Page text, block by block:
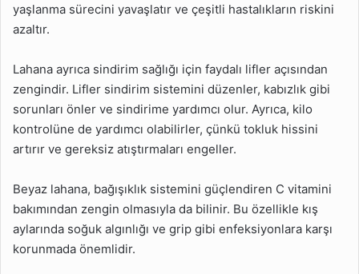
yaşlanma sürecini yavaşlatır ve çeşitli hastalıkların riskini
azaltır.
Lahana ayrıca sindirim sağlığı için faydalı lifler açısından
zengindir. Lifler sindirim sistemini düzenler, kabızlık gibi
sorunları önler ve sindirime yardımcı olur. Ayrıca, kilo
kontrolüne de yardımcı olabilirler, çünkü tokluk hissini
artırır ve gereksiz atıştırmaları engeller.
Beyaz lahana, bağışıklık sistemini güçlendiren C vitamini
bakımından zengin olmasıyla da bilinir. Bu özellikle kış
aylarında soğuk algınlığı ve grip gibi enfeksiyonlara karşı
korunmada önemlidir.